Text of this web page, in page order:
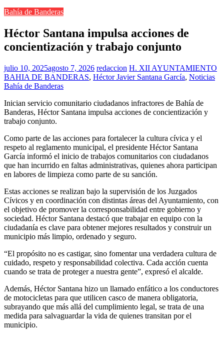
Bahía de Banderas
Héctor Santana impulsa acciones de
concientización y trabajo conjunto
julio 10, 2025agosto 7, 2026 redaccion H. XII AYUNTAMIENTO
BAHIA DE BANDERAS, Héctor Javier Santana García, Noticias
Bahía de Banderas
Inician servicio comunitario ciudadanos infractores de Bahía de
Banderas, Héctor Santana impulsa acciones de concientización y
trabajo conjunto.
Como parte de las acciones para fortalecer la cultura cívica y el
respeto al reglamento municipal, el presidente Héctor Santana
García informó el inicio de trabajos comunitarios con ciudadanos
que han incurrido en faltas administrativas, quienes ahora participan
en labores de limpieza como parte de su sanción.
Estas acciones se realizan bajo la supervisión de los Juzgados
Cívicos y en coordinación con distintas áreas del Ayuntamiento, con
el objetivo de promover la corresponsabilidad entre gobierno y
sociedad. Héctor Santana destacó que trabajar en equipo con la
ciudadanía es clave para obtener mejores resultados y construir un
municipio más limpio, ordenado y seguro.
“El propósito no es castigar, sino fomentar una verdadera cultura de
cuidado, respeto y responsabilidad colectiva. Cada acción cuenta
cuando se trata de proteger a nuestra gente”, expresó el alcalde.
Además, Héctor Santana hizo un llamado enfático a los conductores
de motocicletas para que utilicen casco de manera obligatoria,
subrayando que más allá del cumplimiento legal, se trata de una
medida para salvaguardar la vida de quienes transitan por el
municipio.